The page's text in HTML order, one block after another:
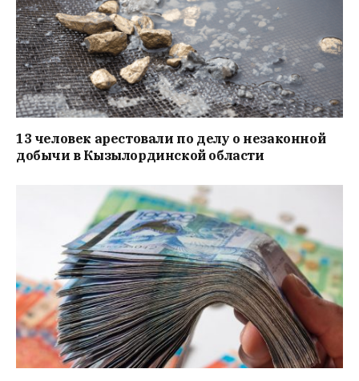
13 человек арестовали по делу о незаконной
добычи в Кызылординской области